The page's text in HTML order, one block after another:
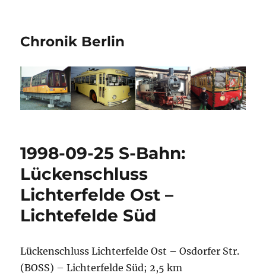
Chronik Berlin
1998-09-25 S-Bahn:
Lückenschluss
Lichterfelde Ost –
Lichtefelde Süd
Lückenschluss Lichterfelde Ost – Osdorfer Str.
(BOSS) – Lichterfelde Süd; 2,5 km